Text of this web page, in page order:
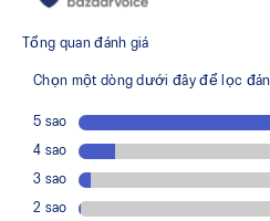
Phiên bản nâng cấp, mềm mại
vẫn giữ trọn những đặc tính ưu
của GEL™. Mềm hơn khoảng
GEL™ tiêu chuẩn.
Lớp bọt đế giữa mang đến sự
trên mây và khả năng phản hồi
nhẹ hơn FF BLAST™.
Lót giày OrthoLite™ X-55